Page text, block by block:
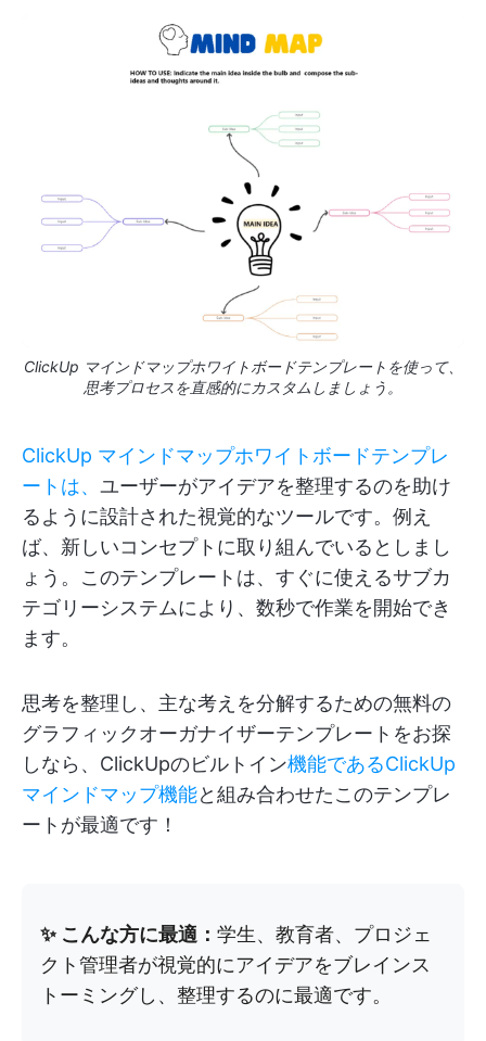
ClickUp マインドマップホワイトボードテンプレートを使って、
思考プロセスを直感的にカスタムしましょう。
ClickUp マインドマップホワイトボードテンプレ
ートは、 ユーザーがアイデアを整理するのを助け
るように設計された視覚的なツールです。例え
ば、新しいコンセプトに取り組んでいるとしまし
ょう。このテンプレートは、すぐに使えるサブカ
テゴリーシステムにより、数秒で作業を開始でき
ます。
思考を整理し、主な考えを分解するための無料の
グラフィックオーガナイザーテンプレートをお探
しなら、ClickUpのビルトイン機能であるClickUp
マインドマップ機能と組み合わせたこのテンプレ
ートが最適です！
✨ こんな方に最適： 学生、教育者、プロジェ
クト管理者が視覚的にアイデアをブレインス
トーミングし、整理するのに最適です。